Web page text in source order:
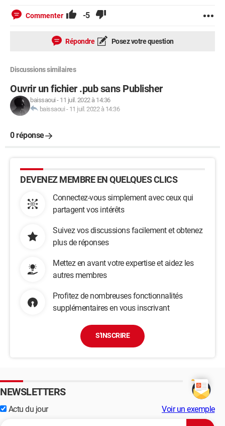
Commenter -5
Répondre Posez votre question
Discussions similaires
Ouvrir un fichier .pub sans Publisher
baissaoui - 11 juil. 2022 à 14:36
baissaoui - 11 juil. 2022 à 14:36
0 réponse
DEVENEZ MEMBRE EN QUELQUES CLICS
Connectez-vous simplement avec ceux qui
partagent vos intérêts
Suivez vos discussions facilement et obtenez
plus de réponses
Mettez en avant votre expertise et aidez les
autres membres
Profitez de nombreuses fonctionnalités
supplémentaires en vous inscrivant
S'INSCRIRE
NEWSLETTERS
Actu du jour Voir un exemple